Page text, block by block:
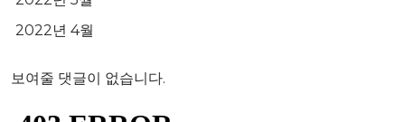
2022년 4월
보여줄 댓글이 없습니다.